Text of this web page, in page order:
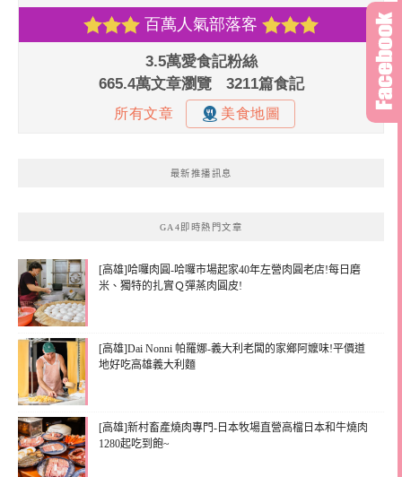
最新推播訊息
GA4即時熱門文章
[高雄]哈囉肉圓-哈囉市場起家40年左營肉圓老店!每日磨
米、獨特的扎實Ｑ彈蒸肉圓皮!
[高雄]Dai Nonni 帕羅娜-義大利老闆的家鄉阿嬤味!平價道
地好吃高雄義大利麵
[高雄]新村畜產燒肉專門-日本牧場直營高檔日本和牛燒肉
1280起吃到飽~